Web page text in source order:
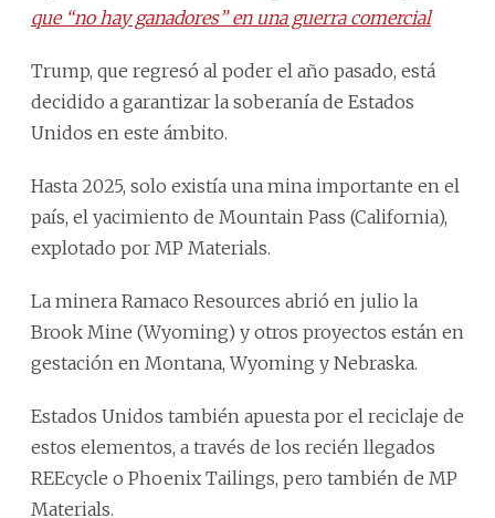
que “no hay ganadores” en una guerra comercial
Trump, que regresó al poder el año pasado, está
decidido a garantizar la soberanía de Estados
Unidos en este ámbito.
Hasta 2025, solo existía una mina importante en el
país, el yacimiento de Mountain Pass (California),
explotado por MP Materials.
La minera Ramaco Resources abrió en julio la
Brook Mine (Wyoming) y otros proyectos están en
gestación en Montana, Wyoming y Nebraska.
Estados Unidos también apuesta por el reciclaje de
estos elementos, a través de los recién llegados
REEcycle o Phoenix Tailings, pero también de MP
Materials.